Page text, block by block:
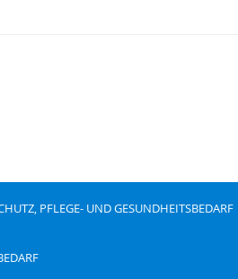
PFLEGE- UND GESUNDHEITSBEDARF